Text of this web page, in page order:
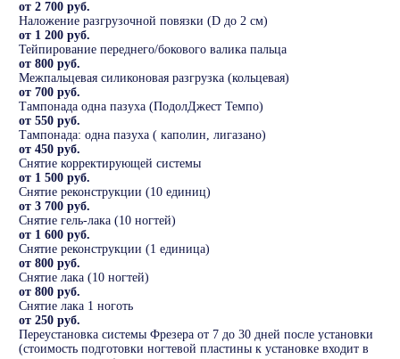
от 2 700 руб.
Наложение разгрузочной повязки (D до 2 см)
от 1 200 руб.
Тейпирование переднего/бокового валика пальца
от 800 руб.
Межпальцевая силиконовая разгрузка (кольцевая)
от 700 руб.
Тампонада одна пазуха (ПодолДжест Темпо)
от 550 руб.
Тампонада: одна пазуха ( каполин, лигазано)
от 450 руб.
Снятие корректирующей системы
от 1 500 руб.
Снятие реконструкции (10 единиц)
от 3 700 руб.
Снятие гель-лака (10 ногтей)
от 1 600 руб.
Снятие реконструкции (1 единица)
от 800 руб.
Снятие лака (10 ногтей)
от 800 руб.
Снятие лака 1 ноготь
от 250 руб.
Переустановка системы Фрезера от 7 до 30 дней после установки
(стоимость подготовки ногтевой пластины к установке входит в